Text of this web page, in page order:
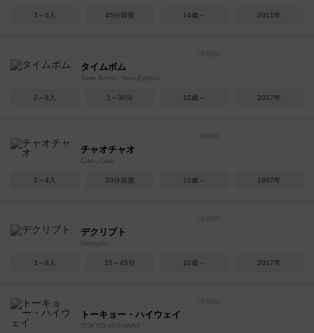
3～6人 45分前後 14歳～ 2011年
タイムボム
Time Bomb: New Edition
2～8人 1～30分 10歳～ 2017年
チャオチャオ
Ciao, Ciao…
2～4人 30分前後 10歳～ 1997年
デクリプト
Decrypto
3～8人 15～45分 12歳～ 2017年
トーキョー・ハイウェイ
TOKYO HIGHWAY